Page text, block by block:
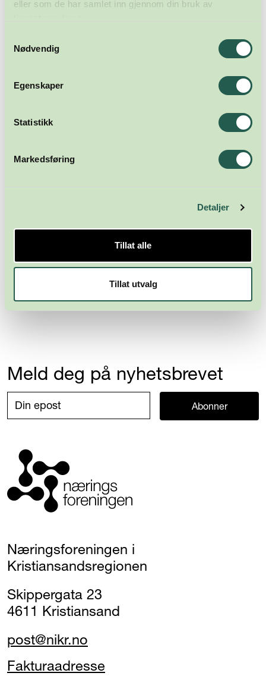
eller som de har samlet inn gjennom din bruk av
Nødvendig
Egenskaper
Statistikk
Markedsføring
Detaljer
Tillat alle
Tillat utvalg
Meld deg på nyhetsbrevet
Abonner
Næringsforeningen i
Kristiansandsregionen
Skippergata 23
4611 Kristiansand
post@nikr.no
Fakturaadresse